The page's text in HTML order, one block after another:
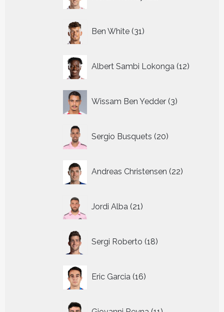
Ben White 31
producten
Albert Sambi Lokonga 12
Wissam Ben Yedder 3
producten
Sergio Busquets 20
producten
Andreas Christensen 22
producten
Jordi Alba 21
producten
Sergi Roberto 18
producten
Eric Garcia 16
producten